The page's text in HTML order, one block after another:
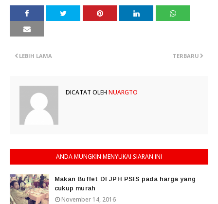
TERBARU
LEBIH LAMA
DICATAT OLEH NUARGTO
ANDA MUNGKIN MENYUKAI SIARAN INI
Makan Buffet DI JPH PSIS pada harga yang
cukup murah
November 14, 2016